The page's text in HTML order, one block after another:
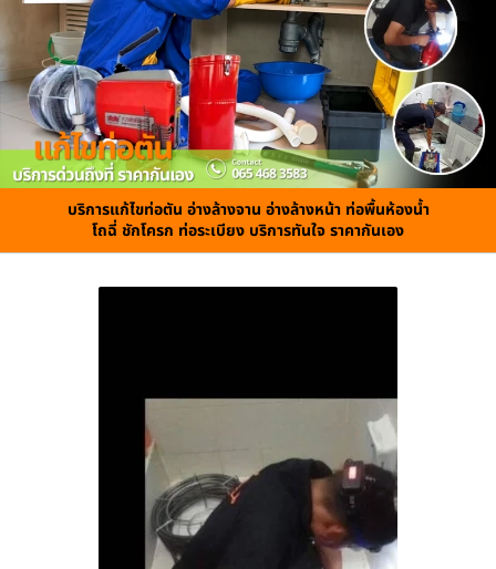
บริการแก้ไขท่อตัน อ่างล้างจาน อ่างล้างหน้า ท่อพื้นห้องน้ำ
โถฉี่ ชักโครก ท่อระเบียง บริการทันใจ ราคากันเอง